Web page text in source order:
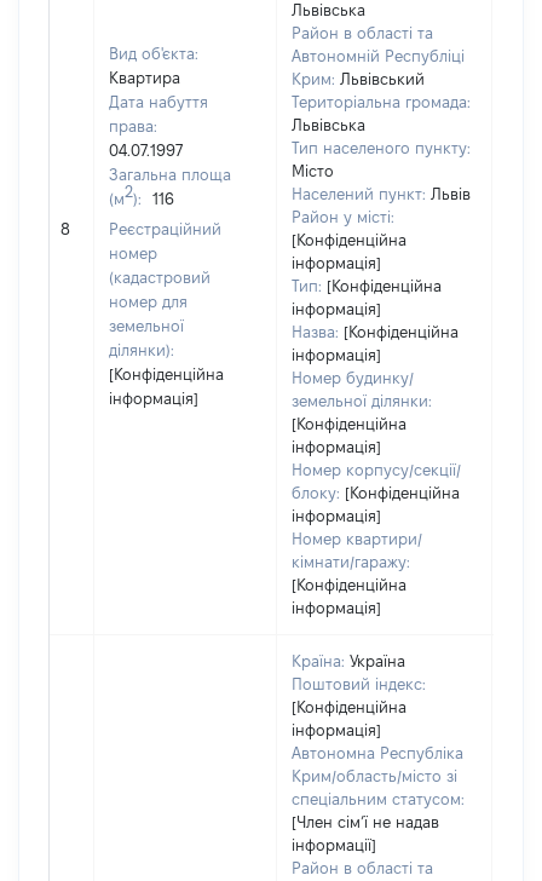
8
Вид об'єкта:
Квартира
Дата набуття
права:
04.07.1997
Загальна площа
(м2):
116
Реєстраційний
номер
(кадастровий
номер для
земельної
ділянки):
[Конфіденційна
інформація]
Львівська
Район в області та
Автономній Республіці
Крим: Львівський
Територіальна громада:
Львівська
Тип населеного пункту:
Місто
Населений пункт: Львів
Район у місті:
[Конфіденційна
інформація]
Тип: [Конфіденційна
інформація]
Назва: [Конфіденційна
інформація]
Номер будинку/
земельної ділянки:
[Конфіденційна
інформація]
Номер корпусу/секції/
блоку: [Конфіденційна
інформація]
Номер квартири/
кімнати/гаражу:
[Конфіденційна
інформація]
Країна: Україна
Поштовий індекс:
[Конфіденційна
інформація]
Автономна Республіка
Крим/область/місто зі
спеціальним статусом:
[Член сімʼї не надав
інформації]
Район в області та